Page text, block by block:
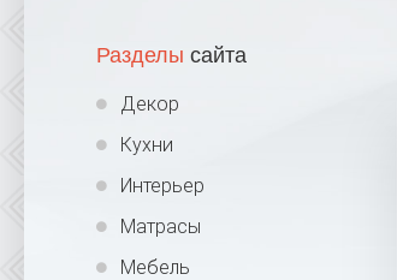
Разделы сайта
Декор
Кухни
Интерьер
Матрасы
Мебель